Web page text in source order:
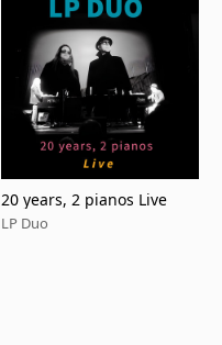
20 years, 2 pianos Live
LP Duo